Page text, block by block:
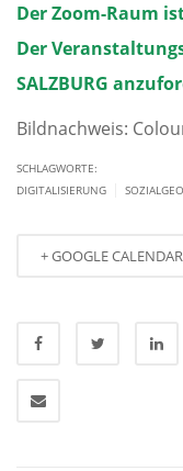
Der Zoom-Raum
Der
SALZBURG
Bildnachweis:
SCHLAGWORTE:
DIGITALISIERUNG
+ GOOGLE CALENDAR